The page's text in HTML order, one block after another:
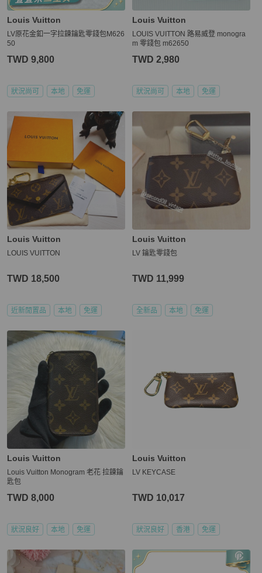
Louis Vuitton
LV原花金釦一字拉鍊鑰匙零錢包M626
50
TWD 9,800
狀況尚可 本地 免運
Louis Vuitton
LOUIS VUITTON 路易威登 monogra
m 零錢包 m62650
TWD 2,980
狀況尚可 本地 免運
Louis Vuitton
LOUIS VUITTON
TWD 18,500
近新閒置品 本地 免運
Louis Vuitton
LV 鑰匙零錢包
TWD 11,999
全新品 本地 免運
Louis Vuitton
Louis Vuitton Monogram 老花 拉鍊鑰
匙包
TWD 8,000
狀況良好 本地 免運
Louis Vuitton
LV KEYCASE
TWD 10,017
狀況良好 香港 免運